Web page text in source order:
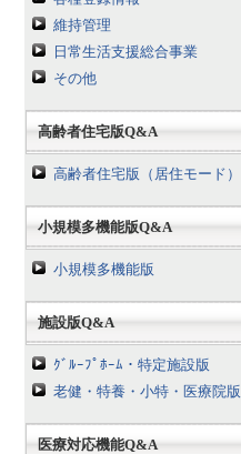
維持管理
日常生活支援総合事業
その他
高齢者住宅版Q&A
高齢者住宅版（居住モード）
小規模多機能版Q&A
小規模多機能版
施設版Q&A
ｸﾞﾙｰﾌﾟﾎｰﾑ・特定施設版
老健・特養・小特・医療院版
医療対応機能Q&A